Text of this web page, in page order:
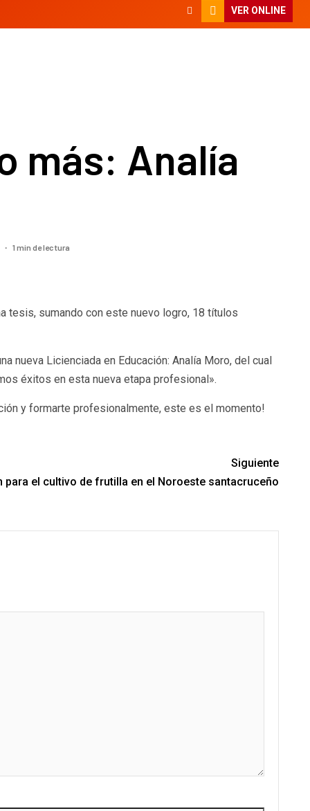
VER ONLINE
más: Analía
1 min de lectura
tesis, sumando con este nuevo logro, 18 títulos
nueva Licienciada en Educación: Analía Moro, del cual
éxitos en esta nueva etapa profesional».
y formarte profesionalmente, este es el momento!
Siguiente
para el cultivo de frutilla en el Noroeste santacruceño